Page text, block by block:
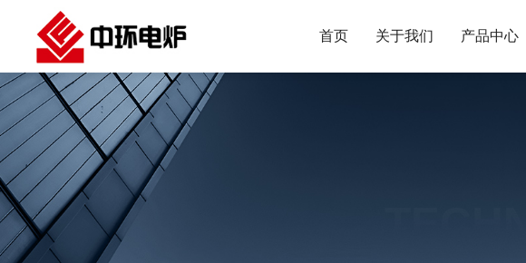
首页 关于我们 产品中心